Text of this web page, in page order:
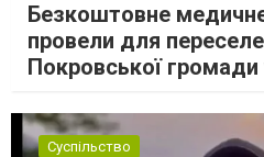
Безкоштовне
провели для
Покровської громади
Суспільство